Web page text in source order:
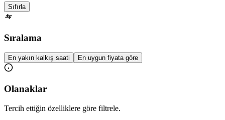
Sıfırla
Sıralama
En yakın kalkış saati En uygun fiyata göre
Olanaklar
Tercih ettiğin özelliklere göre filtrele.